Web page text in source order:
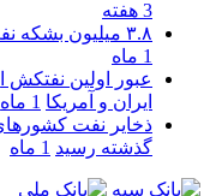
3 هفته
۳.۸ میلیون بشکه نفت خام ایران از محاصره آمریکا عبور کرد
1 ماه
عبور اولین نفتکش
ایران و آمریکا 1 ماه
گذشته رسید 1 ماه